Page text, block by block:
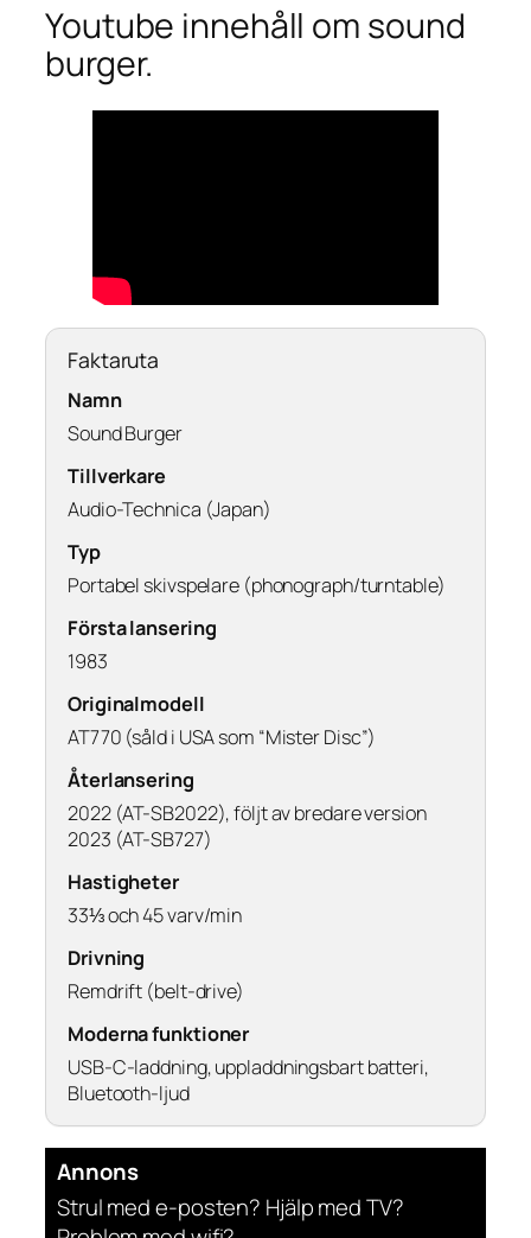
Youtube innehåll om sound
burger.
Faktaruta
Namn
Sound Burger
Tillverkare
Audio-Technica (Japan)
Typ
Portabel skivspelare (phonograph/turntable)
Första lansering
1983
Originalmodell
AT770 (såld i USA som “Mister Disc”)
Återlansering
2022 (AT-SB2022), följt av bredare version
2023 (AT-SB727)
Hastigheter
33⅓ och 45 varv/min
Drivning
Remdrift (belt-drive)
Moderna funktioner
USB-C-laddning, uppladdningsbart batteri,
Bluetooth-ljud
Annons
Strul med e-posten? Hjälp med TV?